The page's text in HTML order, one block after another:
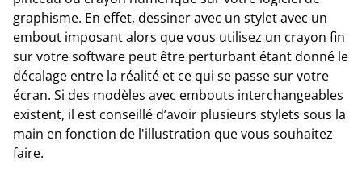
graphisme. En effet, dessiner avec un stylet avec un
embout imposant alors que vous utilisez un crayon fin
sur votre software peut être perturbant étant donné le
décalage entre la réalité et ce qui se passe sur votre
écran. Si des modèles avec embouts interchangeables
existent, il est conseillé d’avoir plusieurs stylets sous la
main en fonction de l'illustration que vous souhaitez
faire.